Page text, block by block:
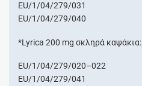
EU/1/04/279/031
EU/1/04/279/040
*Lyrica 200 mg σκληρά καψάκια:
EU/1/04/279/020–022
EU/1/04/279/041